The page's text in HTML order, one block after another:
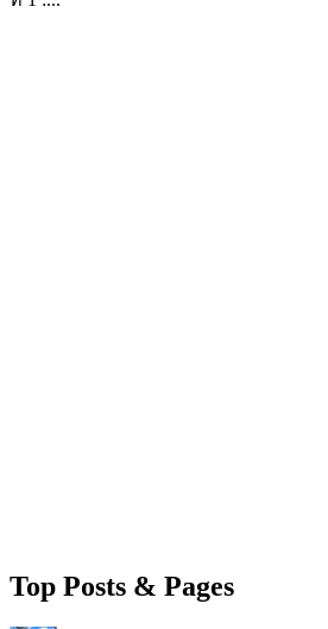
Top Posts & Pages